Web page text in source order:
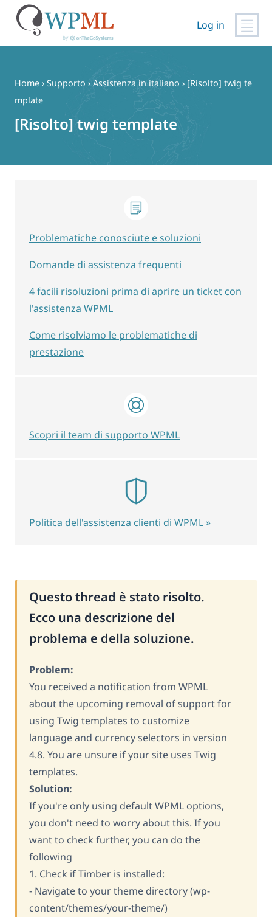
contenuto
Log in
Home › Supporto › Assistenza in italiano › [Risolto] twig te
mplate
[Risolto] twig template
Questo thread è stato risolto.
Ecco una descrizione del
problema e della soluzione.
Problem:
You received a notification from WPML
about the upcoming removal of support for
using Twig templates to customize
language and currency selectors in version
4.8. You are unsure if your site uses Twig
templates.
Solution:
If you're only using default WPML options,
you don't need to worry about this. If you
want to check further, you can do the
following
1. Check if Timber is installed:
- Navigate to your theme directory (wp-
content/themes/your-theme/)
Problematiche conosciute e soluzioni
Domande di assistenza frequenti
4 facili risoluzioni prima di aprire un ticket con
l'assistenza WPML
Come risolviamo le problematiche di
prestazione
Scopri il team di supporto WPML
Politica dell'assistenza clienti di WPML »